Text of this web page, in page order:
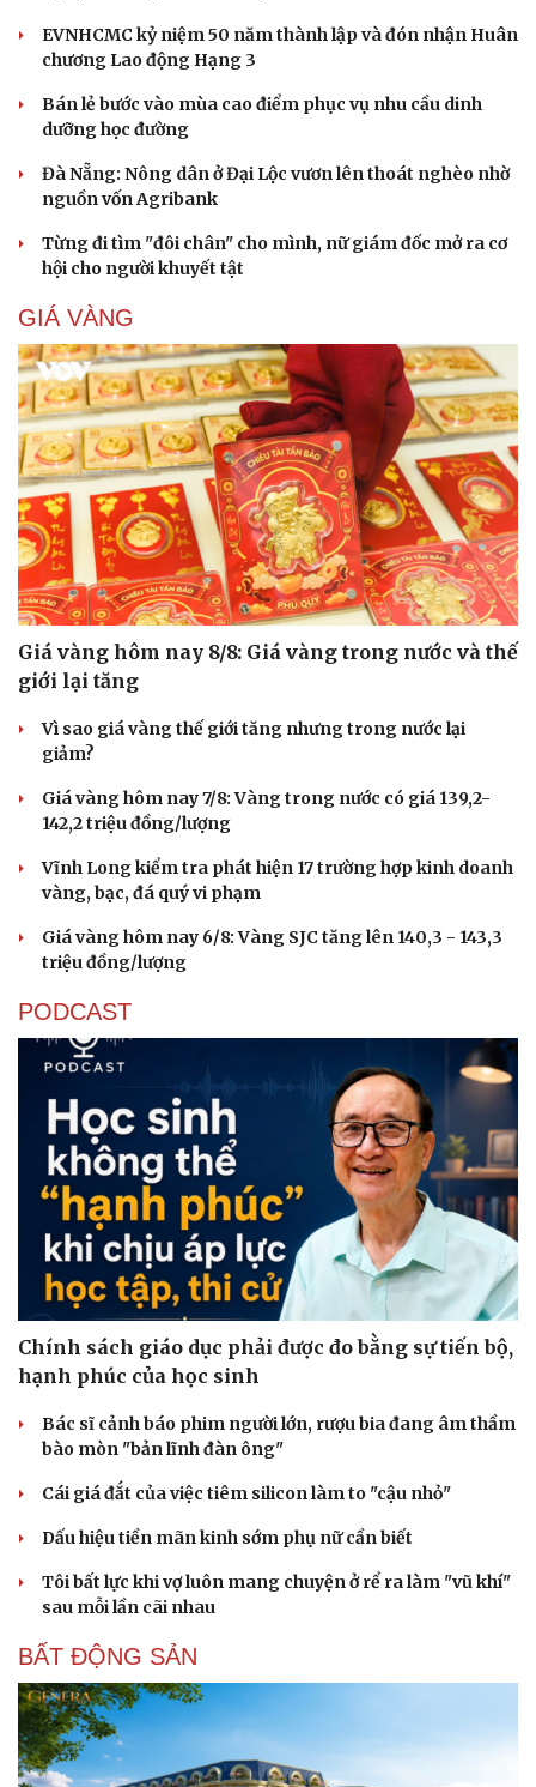
Cải chính
EVNHCMC kỷ niệm 50 năm thành lập và đón nhận Huân
chương Lao động Hạng 3
Bán lẻ bước vào mùa cao điểm phục vụ nhu cầu dinh
dưỡng học đường
Đà Nẵng: Nông dân ở Đại Lộc vươn lên thoát nghèo nhờ
nguồn vốn Agribank
Từng đi tìm "đôi chân" cho mình, nữ giám đốc mở ra cơ
hội cho người khuyết tật
GIÁ VÀNG
Giá vàng hôm nay 8/8: Giá vàng trong nước và thế
giới lại tăng
Vì sao giá vàng thế giới tăng nhưng trong nước lại
giảm?
Giá vàng hôm nay 7/8: Vàng trong nước có giá 139,2-
142,2 triệu đồng/lượng
Vĩnh Long kiểm tra phát hiện 17 trường hợp kinh doanh
vàng, bạc, đá quý vi phạm
Giá vàng hôm nay 6/8: Vàng SJC tăng lên 140,3 - 143,3
triệu đồng/lượng
PODCAST
Chính sách giáo dục phải được đo bằng sự tiến bộ,
hạnh phúc của học sinh
Bác sĩ cảnh báo phim người lớn, rượu bia đang âm thầm
bào mòn "bản lĩnh đàn ông"
Cái giá đắt của việc tiêm silicon làm to "cậu nhỏ"
Dấu hiệu tiền mãn kinh sớm phụ nữ cần biết
Tôi bất lực khi vợ luôn mang chuyện ở rể ra làm "vũ khí"
sau mỗi lần cãi nhau
BẤT ĐỘNG SẢN